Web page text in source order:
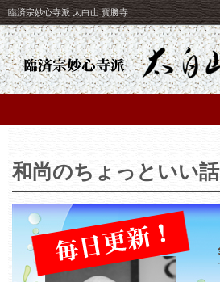
臨済宗妙心寺派 太白山 寳勝寺
和尚のちょっといい話